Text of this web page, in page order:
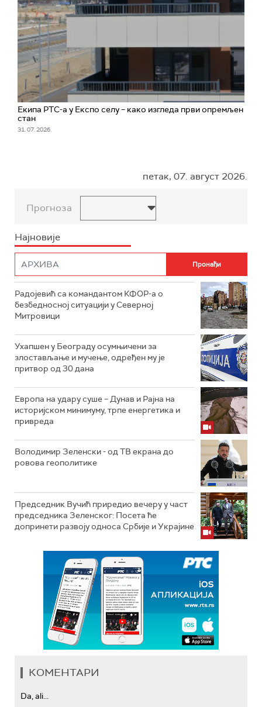
Екипа РТС-а у Експо селу – како изгледа први опремљен
стан
31. 07. 2026.
петак, 07. август 2026.
Прогноза
Најновије
Радојевић са командантом КФОР-а о
безбедносној ситуацији у Северној
Митровици
Ухапшен у Београду осумњичени за
злостављање и мучење, одређен му је
притвор од 30 дана
Европа на удару суше – Дунав и Рајна на
историјском минимуму, трпе енергетика и
привреда
Володимир Зеленски - од ТВ екрана до
ровова геополитике
Председник Вучић приредио вечеру у част
председника Зеленског: Посета ће
допринети развоју односа Србије и Украјине
КОМЕНТАРИ
Da, ali...